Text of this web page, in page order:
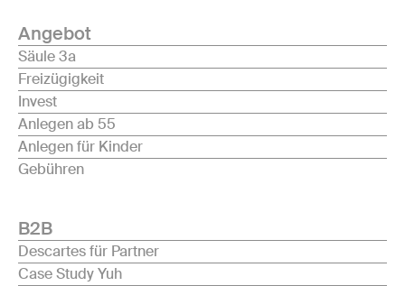
Angebot
Säule 3a
Freizügigkeit
Invest
Anlegen ab 55
Anlegen für Kinder
Gebühren
B2B
Descartes für Partner
Case Study Yuh